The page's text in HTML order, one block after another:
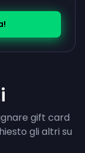
gift card
gli altri su